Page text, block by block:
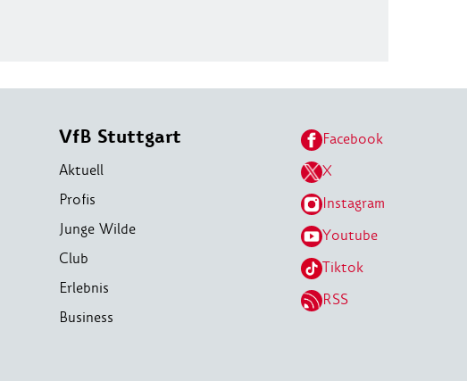
VfB Stuttgart
Aktuell
Profis
Junge Wilde
Club
Erlebnis
Business
Facebook
X
Instagram
Youtube
Tiktok
RSS